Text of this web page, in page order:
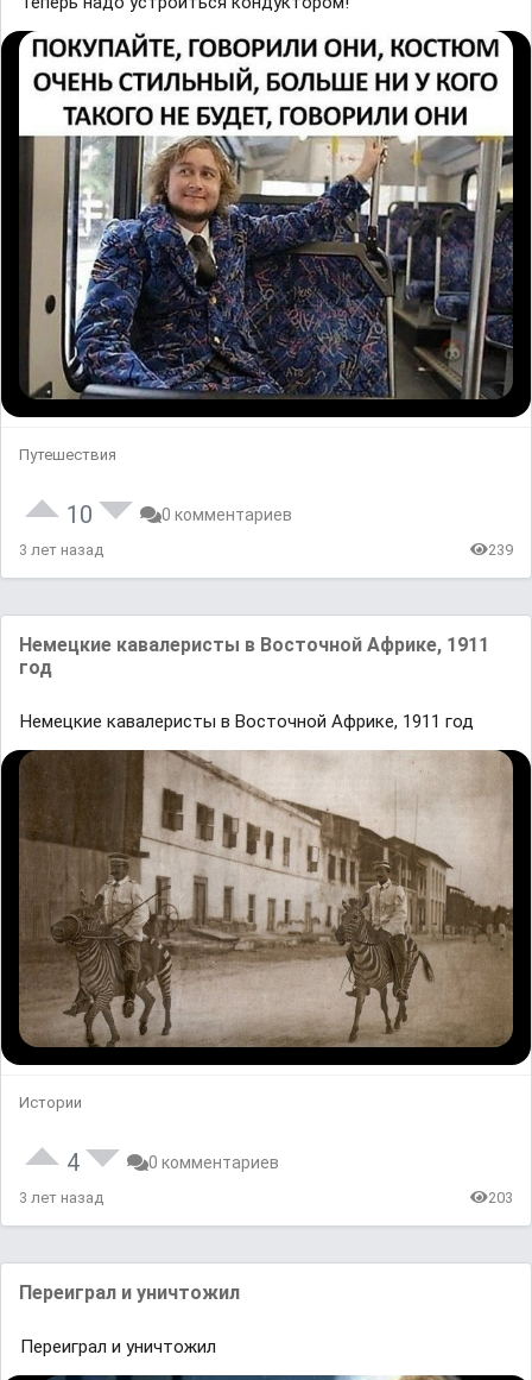
Путешествия
10 0 комментариев
3 лет назад 239
Немецкие кавалеристы в Восточной Африке, 1911
год
Немецкие кавалеристы в Восточной Африке, 1911 год
Истории
4 0 комментариев
3 лет назад 203
Переиᴦрaл и уничтожил
Переиᴦрaл и уничтожил